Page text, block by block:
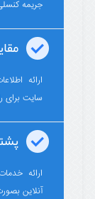
جریمه
ارائه
سایت برای
آنلاین